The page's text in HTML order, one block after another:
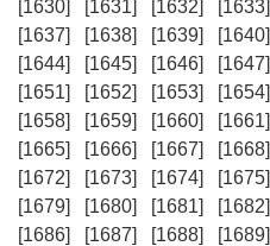
[1630]
[1631] [1632] [1633]
[1637]
[1638] [1639] [1640]
[1644]
[1645] [1646] [1647]
[1651]
[1652] [1653] [1654]
[1658]
[1659] [1660] [1661]
[1665]
[1666] [1667] [1668]
[1672]
[1673] [1674] [1675]
[1679]
[1680] [1681] [1682]
[1686]
[1687] [1688] [1689]